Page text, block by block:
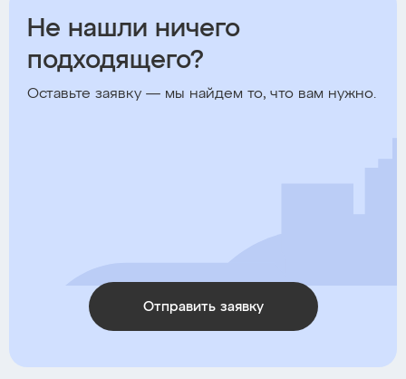
Не нашли ничего
подходящего?
Оставьте заявку — мы найдем то, что вам нужно.
Отправить заявку